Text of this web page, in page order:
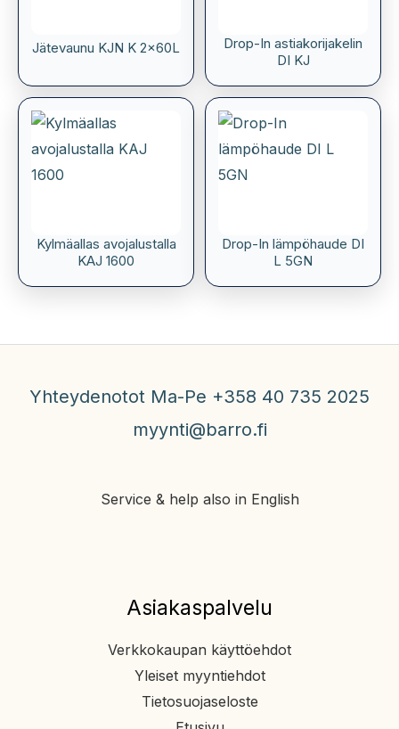
Jätevaunu KJN K 2x60L
Drop-In astiakorijakelin
DI KJ
Kylmäallas avojalustalla
KAJ 1600
Drop-In lämpöhaude DI
L 5GN
Yhteydenotot Ma-Pe +358 40 735 2025
myynti@barro.fi
Service & help also in English
Asiakaspalvelu
Verkkokaupan käyttöehdot
Yleiset myyntiehdot
Tietosuojaseloste